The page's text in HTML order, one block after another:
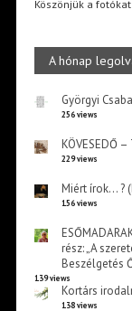
Köszönjük a
A hónap
Györgyi
256 views
KÖVESEDŐ
229 views
Miért írok… ?
156 views
rész: „A
Beszélgetés
139 views
Kortárs
138 views